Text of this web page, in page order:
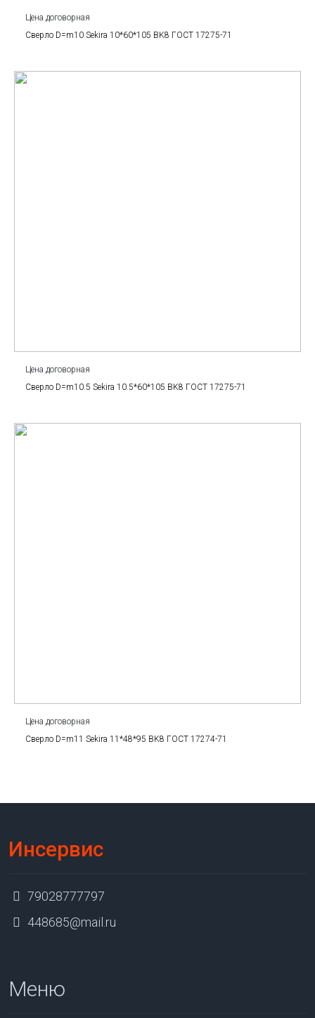
Цена договорная
Сверло D=m10 Sekira 10*60*105 BK8 ГОСТ 17275-71
Цена договорная
Сверло D=m10.5 Sekira 10.5*60*105 BK8 ГОСТ 17275-71
Цена договорная
Сверло D=m11 Sekira 11*48*95 BK8 ГОСТ 17274-71
Инсервис
79028777797
448685@mail.ru
Меню